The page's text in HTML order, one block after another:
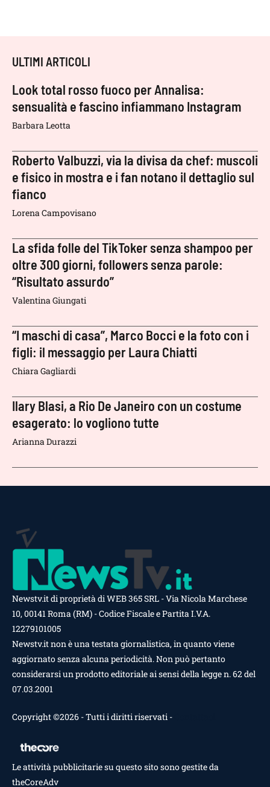
ULTIMI ARTICOLI
Look total rosso fuoco per Annalisa:
sensualità e fascino infiammano Instagram
Barbara Leotta
Roberto Valbuzzi, via la divisa da chef: muscoli
e fisico in mostra e i fan notano il dettaglio sul
fianco
Lorena Campovisano
La sfida folle del TikToker senza shampoo per
oltre 300 giorni, followers senza parole:
“Risultato assurdo”
Valentina Giungati
“I maschi di casa”, Marco Bocci e la foto con i
figli: il messaggio per Laura Chiatti
Chiara Gagliardi
Ilary Blasi, a Rio De Janeiro con un costume
esagerato: lo vogliono tutte
Arianna Durazzi
Newstv.it di proprietà di WEB 365 SRL - Via Nicola Marchese
10, 00141 Roma (RM) - Codice Fiscale e Partita I.V.A.
12279101005
Newstv.it non è una testata giornalistica, in quanto viene
aggiornato senza alcuna periodicità. Non può pertanto
considerarsi un prodotto editoriale ai sensi della legge n. 62 del
07.03.2001
Copyright ©2026 - Tutti i diritti riservati -
Le attività pubblicitarie su questo sito sono gestite da
theCoreAdv